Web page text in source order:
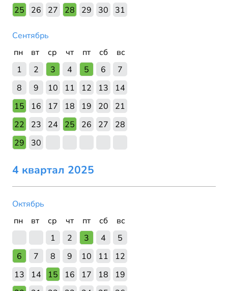
25
26 27 28 29 30 31
Сентябрь
пн
вт ср чт пт сб
вс
1
2 3 4 5 6
7
8
9 10 11 12 13
14
15
16 17 18 19 20
21
22
23 24 25 26 27
28
29
30
4 квартал 2025
Октябрь
пн
вт ср чт пт сб
вс
1
2 3 4
5
6
7 8 9 10 11
12
13
14 15 16 17 18
19